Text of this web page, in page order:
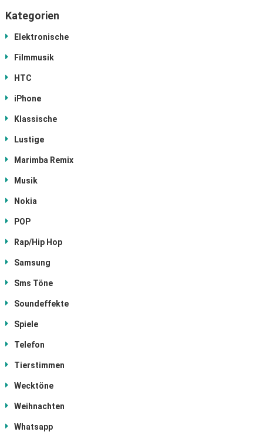
Kategorien
Elektronische
Filmmusik
HTC
iPhone
Klassische
Lustige
Marimba Remix
Musik
Nokia
POP
Rap/Hip Hop
Samsung
Sms Töne
Soundeffekte
Spiele
Telefon
Tierstimmen
Wecktöne
Weihnachten
Whatsapp